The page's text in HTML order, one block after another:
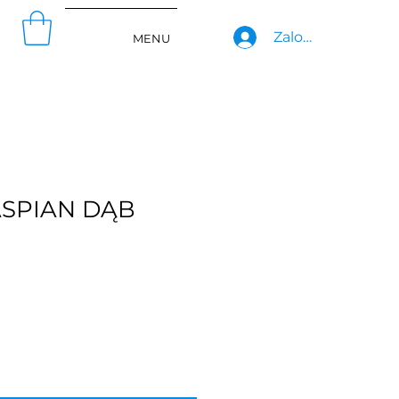
MENU Zaloguj się
DĄB